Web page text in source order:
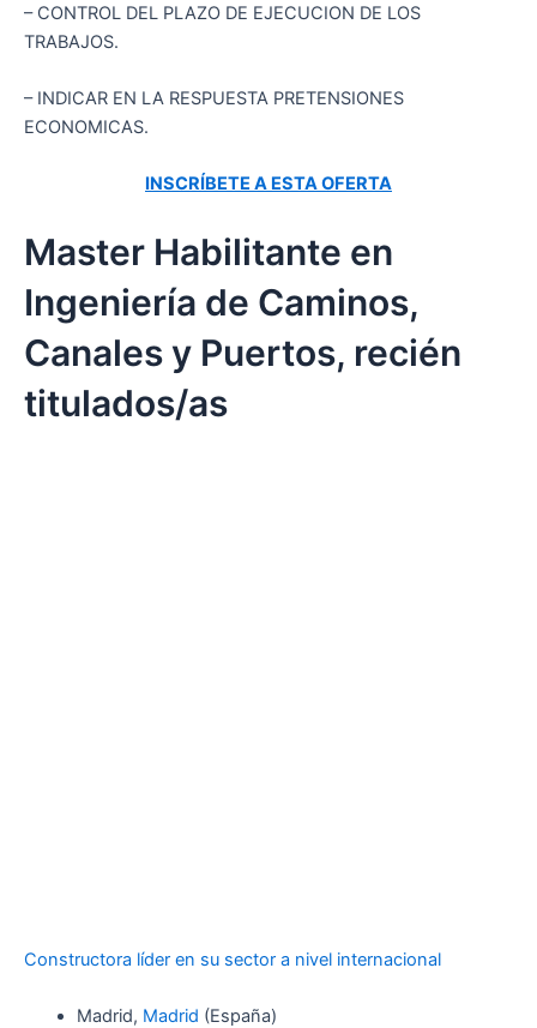
– CONTROL DEL PLAZO DE EJECUCION DE LOS
TRABAJOS.
– INDICAR EN LA RESPUESTA PRETENSIONES
ECONOMICAS.
INSCRÍBETE A ESTA OFERTA
Master Habilitante en
Ingeniería de Caminos,
Canales y Puertos, recién
titulados/as
Constructora líder en su sector a nivel internacional
Madrid, Madrid (España)